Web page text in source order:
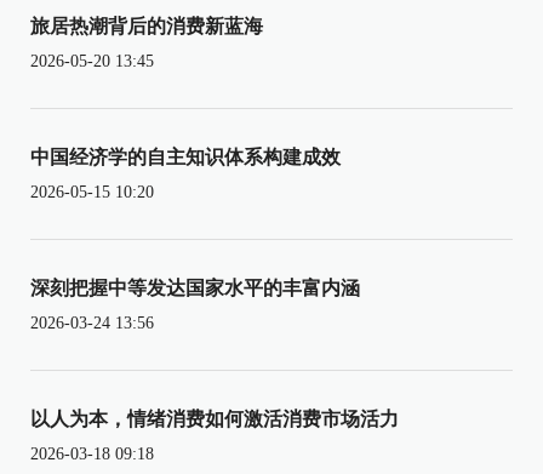
旅居热潮背后的消费新蓝海
2026-05-20 13:45
中国经济学的自主知识体系构建成效
2026-05-15 10:20
深刻把握中等发达国家水平的丰富内涵
2026-03-24 13:56
以人为本，情绪消费如何激活消费市场活力
2026-03-18 09:18